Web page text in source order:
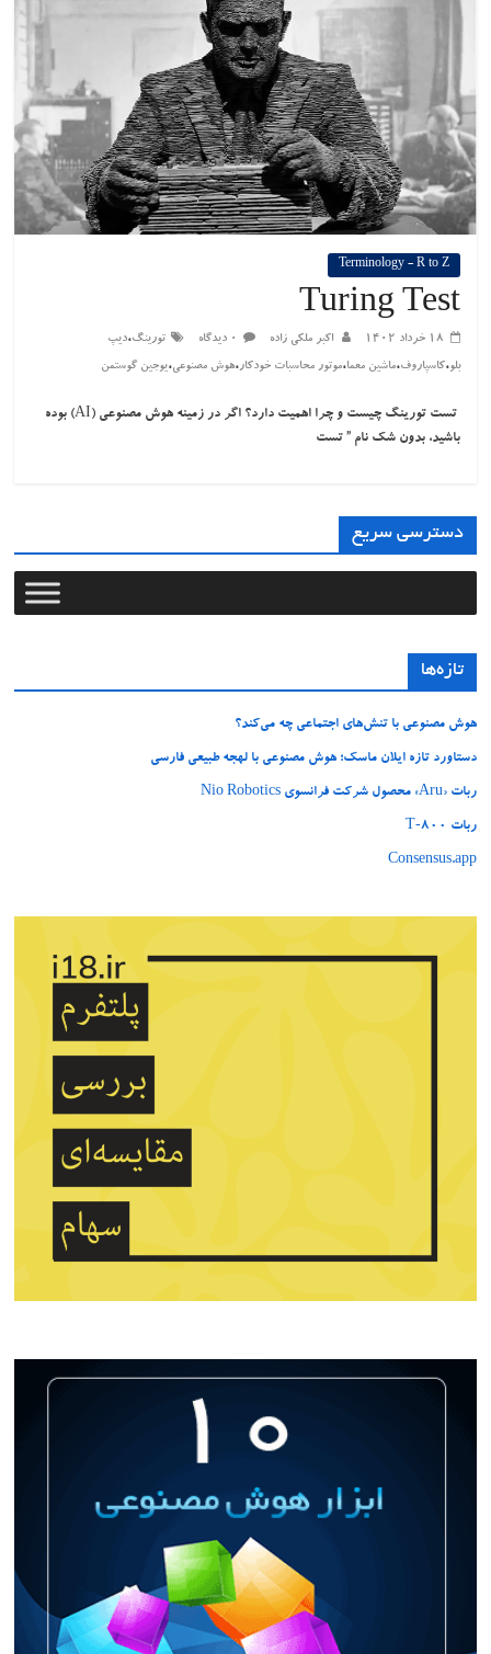
Terminology - R to Z
Turing Test
۱۸ خرداد ۱۴۰۲ اکبر ملکی زاده ۰ دیدگاه تورینگ،دیپ
بلو،کاسپاروف،ماشین معما،موتور محاسبات خودکار،هوش مصنوعی،یوجین گوستمن
تست تورینگ چیست و چرا اهمیت دارد؟ اگر در زمینه هوش مصنوعی (AI) بوده
باشید، بدون شک نام ” تست
دسترسی سریع
تازه‌ها
هوش مصنوعی با تنش‌های اجتماعی چه می‌کند؟
دستاورد تازه ایلان ماسک؛ هوش مصنوعی با لهجه طبیعی فارسی
ربات «Aru» محصول شرکت فرانسوی Nio Robotics
ربات T‑800
Consensus.app